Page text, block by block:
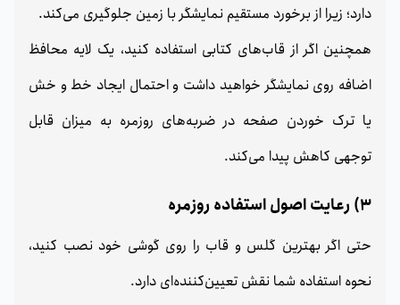
دارد؛ زیرا از برخورد مستقیم نمایشگر با زمین جلوگیری می‌کند.
همچنین اگر از قاب‌های کتابی استفاده کنید، یک لایه محافظ
اضافه روی نمایشگر خواهید داشت و احتمال ایجاد خط و خش
یا ترک خوردن صفحه در ضربه‌های روزمره به میزان قابل
توجهی کاهش پیدا می‌کند.
3) رعایت اصول استفاده روزمره
حتی اگر بهترین گلس و قاب را روی گوشی خود نصب کنید،
نحوه استفاده شما نقش تعیین‌کننده‌ای دارد.